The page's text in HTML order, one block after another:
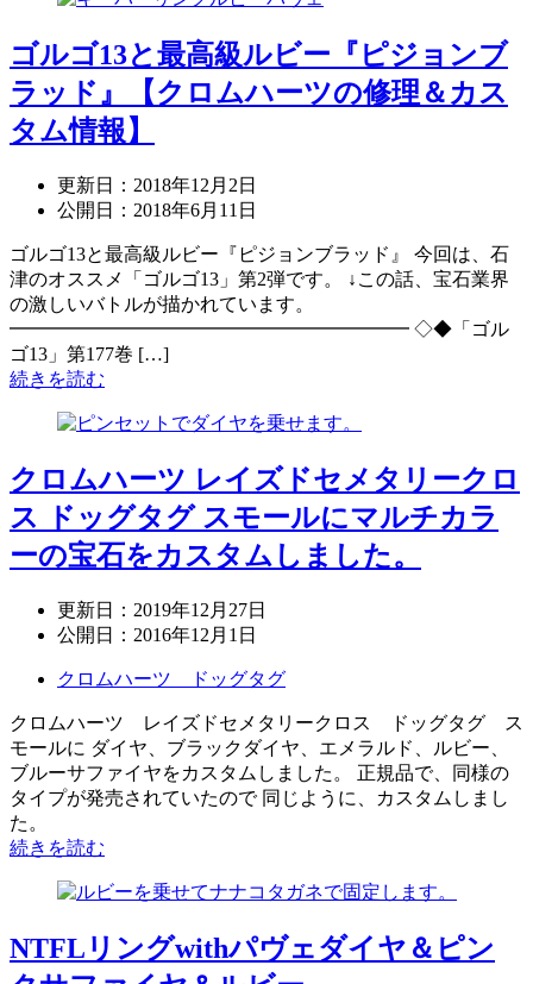
ゴルゴ13と最高級ルビー『ピジョンブ
ラッド』【クロムハーツの修理＆カス
タム情報】
更新日： 2018年12月2日
公開日： 2018年6月11日
ゴルゴ13と最高級ルビー『ピジョンブラッド』 今回は、石
津のオススメ「ゴルゴ13」第2弾です。 ↓この話、宝石業界
の激しいバトルが描かれています。
━━━━━━━━━━━━━━━━━━━━━ ◇◆「ゴル
ゴ13」第177巻 […]
続きを読む
クロムハーツ レイズドセメタリークロ
ス ドッグタグ スモールにマルチカラ
ーの宝石をカスタムしました。
更新日： 2019年12月27日
公開日： 2016年12月1日
クロムハーツ ドッグタグ
クロムハーツ レイズドセメタリークロス ドッグタグ ス
モールに ダイヤ、ブラックダイヤ、エメラルド、ルビー、
ブルーサファイヤをカスタムしました。 正規品で、同様の
タイプが発売されていたので 同じように、カスタムしまし
た。
続きを読む
NTFLリングwithパヴェダイヤ＆ピン